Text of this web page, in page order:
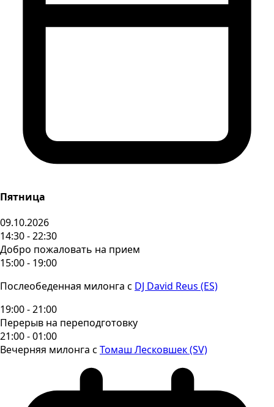
Пятница
09.10.2026
14:30 - 22:30
Добро пожаловать на прием
15:00 - 19:00
Послеобеденная милонга с DJ David Reus (ES)
19:00 - 21:00
Перерыв на переподготовку
21:00 - 01:00
Вечерняя милонга с Томаш Лесковшек (SV)